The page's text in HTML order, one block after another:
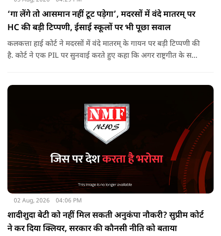
‘गा लेंगे तो आसमान नहीं टूट पड़ेगा’, मदरसों में वंदे मातरम् पर
HC की बड़ी टिप्पणी, ईसाई स्कूलों पर भी पूछा सवाल
कलकत्ता हाई कोर्ट ने मदरसों में वंदे मातरम् के गायन पर बड़ी टिप्पणी की
है. कोर्ट ने एक PIL पर सुनवाई करते हुए कहा कि अगर राष्ट्रगीत के सभी
02 Aug, 2026 04:06 PM
शादीशुदा बेटी को नहीं मिल सकती अनुकंपा नौकरी? सुप्रीम कोर्ट
ने कर दिया क्लियर, सरकार की कौनसी नीति को बताया